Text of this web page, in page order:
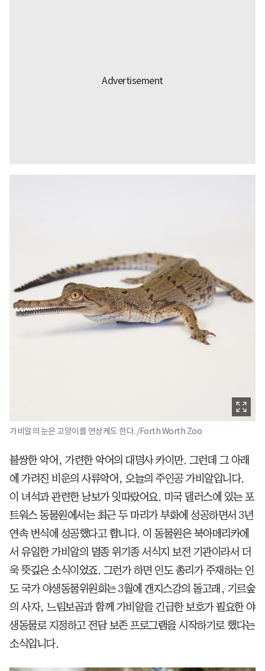
가비알의 눈은 고양이를 연상케도 한다. /Forth Worth Zoo
불쌍한 악어, 가련한 악어의 대명사 카이만. 그런데 그 아래
에 가려진 비운의 사류악어, 오늘의 주인공 가비알입니다.
이 녀석과 관련한 낭보가 잇따랐어요. 미국 댈러스에 있는 포
트워스 동물원에서는 최근 두 마리가 부화에 성공하면서 3년
연속 번식에 성공했다고 합니다. 이 동물원은 북아메리카에
서 유일한 가비알의 멸종 위기종 서식지 보전 기관이라서 더
욱 뜻깊은 소식이었죠. 그런가 하면 인도 총리가 주재하는 인
도 국가 야생동물위원회는 3월에 갠지스강의 돌고래, 기르숲
의 사자, 느림보곰과 함께 가비알을 긴급한 보호가 필요한 야
생동물로 지정하고 전담 보존 프로그램을 시작하기로 했다는
소식입니다.